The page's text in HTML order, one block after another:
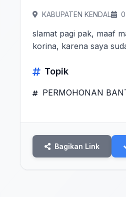
KABUPATEN KENDAL
slamat pagi pak, maaf
korina, karena saya
Topik
PERMOHONAN
Bagikan Link